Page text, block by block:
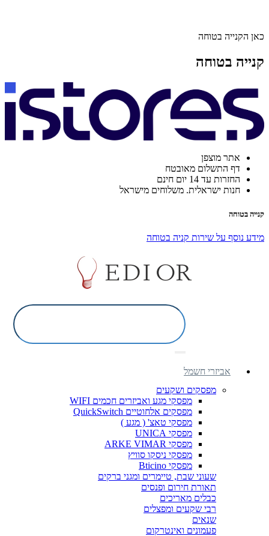
כאן הקנייה בטוחה
קנייה בטוחה
אתר מוצפן
דף התשלום מאובטח
החזרות עד 14 יום חינם
חנות ישראלית. משלוחים מישראל
קנייה בטוחה
מידע נוסף על שירות קניה בטוחה
אביזרי חשמל
מפסקים ושקעים
מפסקי מגע ואביזרים חכמים WIFI
מפסקים אלחוטיים QuickSwitch
מפסקי טאצ' ( מגע )
מפסקי UNICA
מפסקי ARKE VIMAR
מפסקי ניסקו סוויץ
מפסקי Bticino
שעוני שבת, טיימרים ומגני ברקים
תאורת חירום ופנסים
כבלים מאריכים
רבי שקעים ומפצלים
שנאים
פעמונים ואינטרקום